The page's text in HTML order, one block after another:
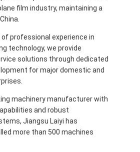
film industry, maintaining a
of professional experience in
technology, we provide
solutions through dedicated
for major domestic and
machinery manufacturer with
and robust
Jiangsu Laiyi has
more than 500 machines